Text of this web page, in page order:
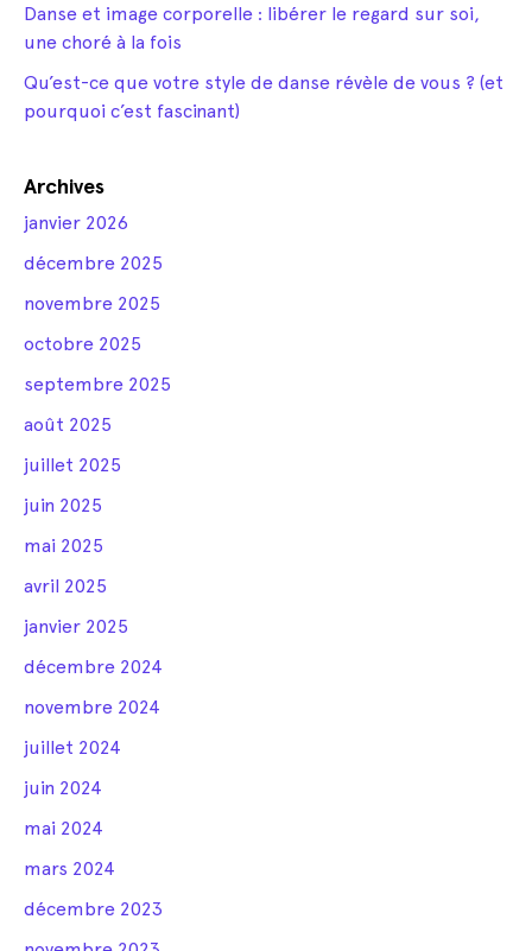
Danse et image corporelle : libérer le regard sur soi,
une choré à la fois
Qu’est-ce que votre style de danse révèle de vous ? (et
pourquoi c’est fascinant)
Archives
janvier 2026
décembre 2025
novembre 2025
octobre 2025
septembre 2025
août 2025
juillet 2025
juin 2025
mai 2025
avril 2025
janvier 2025
décembre 2024
novembre 2024
juillet 2024
juin 2024
mai 2024
mars 2024
décembre 2023